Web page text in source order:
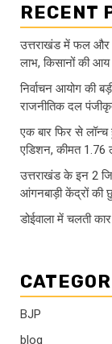
RECENT
उत्तराखंड में फल और
लाभ, किसानों की आय
निर्वाचन आयोग की
राजनीतिक दल
एक बार फिर से
एडिशन, कीमत 1.76
उत्तराखंड के इन 2
आंगनबाड़ी केंद्रों की
डोईवाला में चलती
BJP
blog